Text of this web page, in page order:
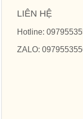
LIÊN HỆ
Hotline:
ZALO: